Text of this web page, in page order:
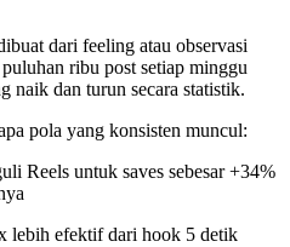
dari feeling atau observasi
ribu post setiap minggu
naik dan turun secara statistik.
pola yang konsisten muncul:
Reels untuk saves sebesar +34%
lebih efektif dari hook 5 detik